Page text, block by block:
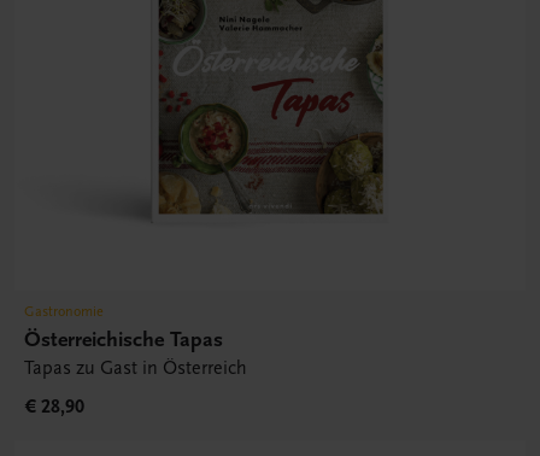
Gastronomie
Österreichische Tapas
Tapas zu Gast in Österreich
€ 28,90